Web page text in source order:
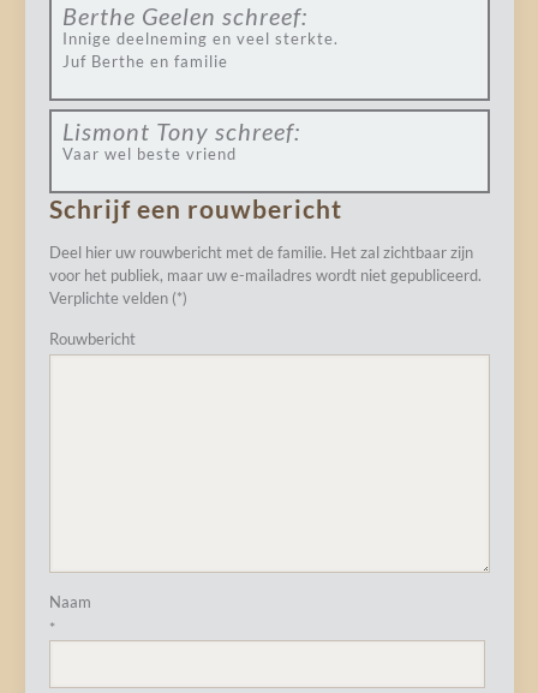
Berthe Geelen schreef:
Innige deelneming en veel sterkte.
Juf Berthe en familie
Lismont Tony schreef:
Vaar wel beste vriend
Schrijf een rouwbericht
Deel hier uw rouwbericht met de familie. Het zal zichtbaar zijn
voor het publiek, maar uw e-mailadres wordt niet gepubliceerd.
Verplichte velden (*)
Rouwbericht
Naam
*